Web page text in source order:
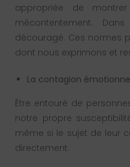
appropriée de
mécontentement.
découragé. Ces normes
dont nous exprimons et
La contagion
Être entouré de
notre propre
même si le sujet de leur
directement.